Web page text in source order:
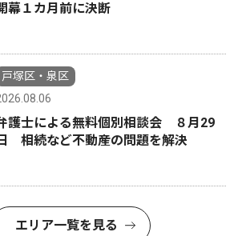
幕１カ月前に決断
戸塚区・泉区
護士による無料個別相談会 ８月29
相続など不動産の問題を解決
エリア一覧を見る